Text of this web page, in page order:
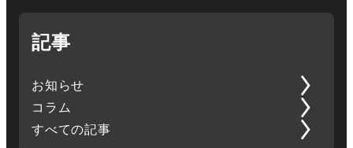
記事
お知らせ
コラム
すべての記事